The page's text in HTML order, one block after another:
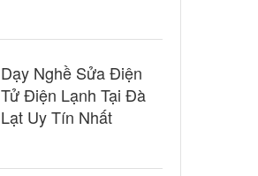
Dạy Nghề Sửa Điện
Tử Điện Lạnh Tại Đà
Lạt Uy Tín Nhất